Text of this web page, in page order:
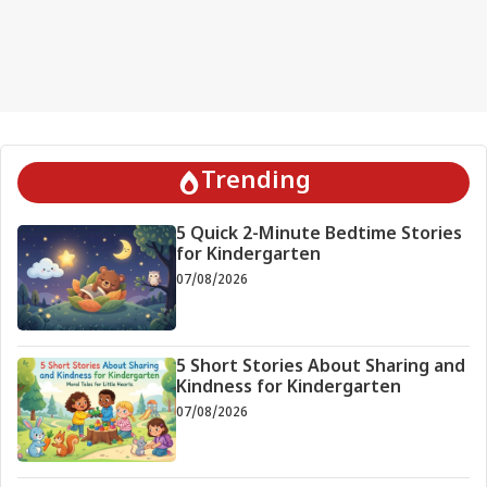
Trending
5 Quick 2-Minute Bedtime Stories
for Kindergarten
07/08/2026
5 Short Stories About Sharing and
Kindness for Kindergarten
07/08/2026